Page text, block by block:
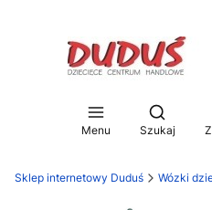
Menu
Otwórz
Szukaj
Sklep internetowy Duduś Wózki